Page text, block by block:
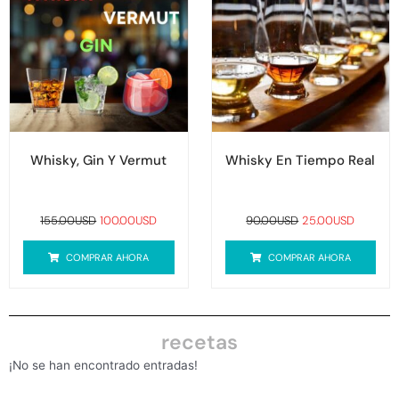
Whisky, Gin Y Vermut
155.00USD
155.00USD.
100.00USD
100.00USD.
COMPRAR AHORA
Whisky En Tiempo Real
90.00USD
90.00USD.
25.00USD
COMPRAR AHORA
recetas
¡No se han encontrado entradas!